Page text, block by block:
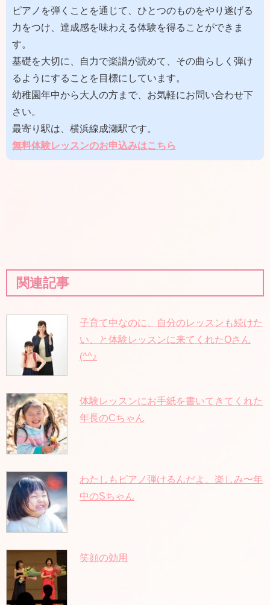
ピアノを弾くことを通じて、ひとつのものをやり遂げる
力をつけ、達成感を味わえる体験を得ることができま
す。
基礎を大切に、自力で楽譜が読めて、その曲らしく弾け
るようにすることを目標にしています。
幼稚園年中から大人の方まで、お気軽にお問い合わせ下
さい。
最寄り駅は、横浜線成瀬駅です。
無料体験レッスンのお申込みはこちら
関連記事
子育て中なのに、自分のレッスンも続けた
い、と体験レッスンに来てくれたOさん
(^^♪
体験レッスンにお手紙を書いてきてくれた
年長のCちゃん
わたしもピアノ弾けるんだよ、楽しみ〜年
中のSちゃん
笑顔の効用